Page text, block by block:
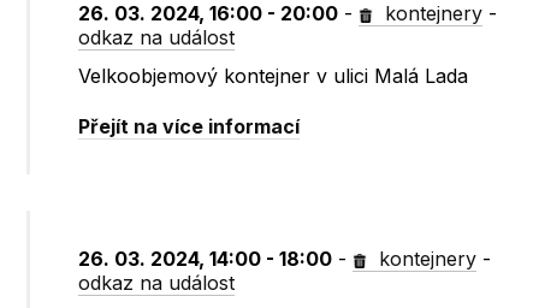
26. 03. 2024, 16:00 - 20:00 - kontejnery -
odkaz na událost
Velkoobjemový kontejner v ulici Malá Lada
Přejít na více informací
26. 03. 2024, 14:00 - 18:00 - kontejnery -
odkaz na událost